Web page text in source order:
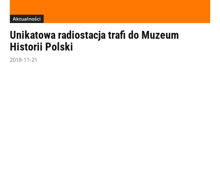
Aktualności
Unikatowa radiostacja trafi do Muzeum
Historii Polski
2018-11-21